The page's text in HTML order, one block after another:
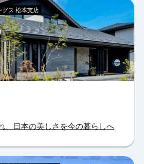
グス 松本支店
、日本の美しさを今の暮らしへ